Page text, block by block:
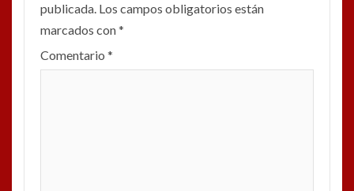
publicada. Los campos obligatorios están
marcados con*
Comentario *